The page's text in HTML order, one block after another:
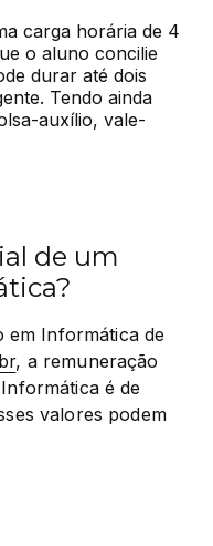
carga horária de 4
o aluno concilie
durar até dois
Tendo ainda
auxílio, vale-
de um
em Informática de
, a remuneração
é de
valores podem